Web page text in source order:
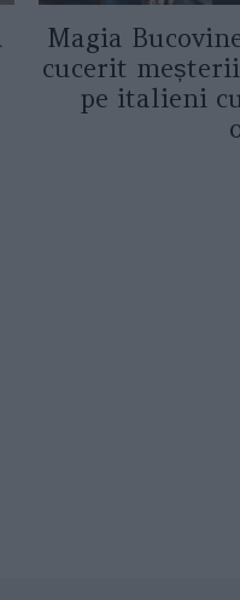
Magia
cucerit
pe italieni